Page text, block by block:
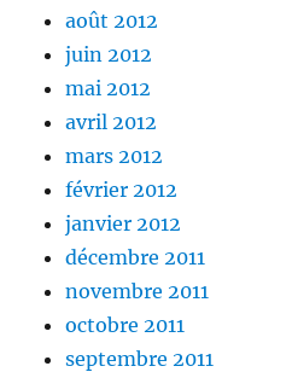
août 2012
juin 2012
mai 2012
avril 2012
mars 2012
février 2012
janvier 2012
décembre 2011
novembre 2011
octobre 2011
septembre 2011